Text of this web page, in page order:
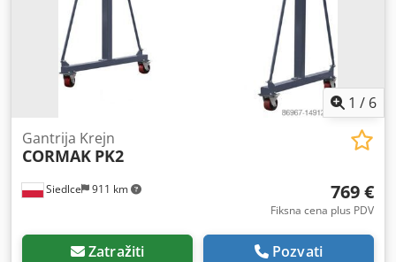
1 / 6
Siedlce 911 km
Gantrija Krejn
CORMAK PK2
769 €
Fiksna cena plus PDV
Zatražiti Pozvati